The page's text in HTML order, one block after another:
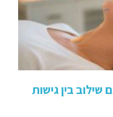
שילוב בין גישות